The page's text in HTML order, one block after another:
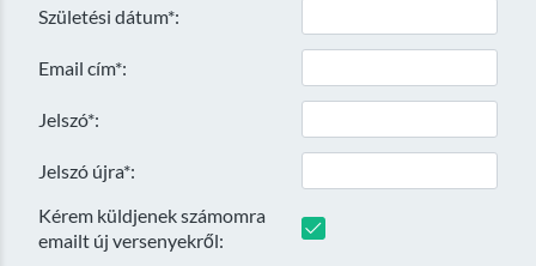
Születési dátum*:
Email cím*:
Jelszó*:
Jelszó újra*:
Kérem küldjenek számomra
emailt új versenyekről: